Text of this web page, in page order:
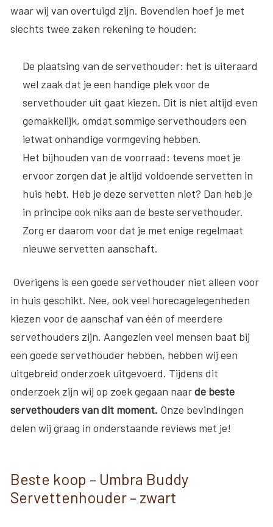
waar wij van overtuigd zijn. Bovendien hoef je met
slechts twee zaken rekening te houden:
De plaatsing van de servethouder: het is uiteraard
wel zaak dat je een handige plek voor de
servethouder uit gaat kiezen. Dit is niet altijd even
gemakkelijk, omdat sommige servethouders een
ietwat onhandige vormgeving hebben.
Het bijhouden van de voorraad: tevens moet je
ervoor zorgen dat je altijd voldoende servetten in
huis hebt. Heb je deze servetten niet? Dan heb je
in principe ook niks aan de beste servethouder.
Zorg er daarom voor dat je met enige regelmaat
nieuwe servetten aanschaft.
Overigens is een goede servethouder niet alleen voor
in huis geschikt. Nee, ook veel horecagelegenheden
kiezen voor de aanschaf van één of meerdere
servethouders zijn. Aangezien veel mensen baat bij
een goede servethouder hebben, hebben wij een
uitgebreid onderzoek uitgevoerd. Tijdens dit
onderzoek zijn wij op zoek gegaan naarde beste
servethouders van dit moment. Onze bevindingen
delen wij graag in onderstaande reviews met je!
Beste koop – Umbra Buddy
Servettenhouder – zwart